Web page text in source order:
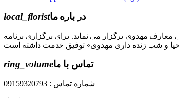
local_floristدر باره ما
و تکمیلی معارف مهدوی برگزار می نماید. برای برگزاری برنامه
ring_volumeتماس با ما
شماره تماس : 09159320793